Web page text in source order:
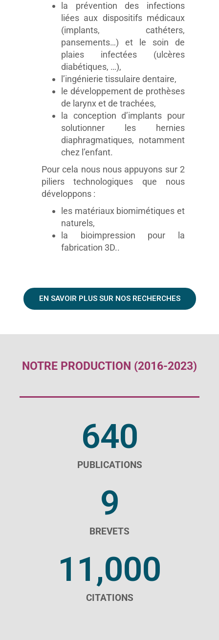
la prévention des infections
liées aux dispositifs médicaux
(implants, cathéters,
pansements…) et le soin de
plaies infectées (ulcères
diabétiques, …),
l’ingénierie tissulaire dentaire,
le développement de prothèses
de larynx et de trachées,
la conception d’implants pour
solutionner les hernies
diaphragmatiques, notamment
chez l’enfant.
Pour cela nous nous appuyons sur 2
piliers technologiques que nous
développons :
les matériaux biomimétiques et
naturels,
la bioimpression pour la
fabrication 3D..
EN SAVOIR PLUS SUR NOS RECHERCHES
NOTRE PRODUCTION (2016-2023)
640
PUBLICATIONS
9
BREVETS
11,000
CITATIONS